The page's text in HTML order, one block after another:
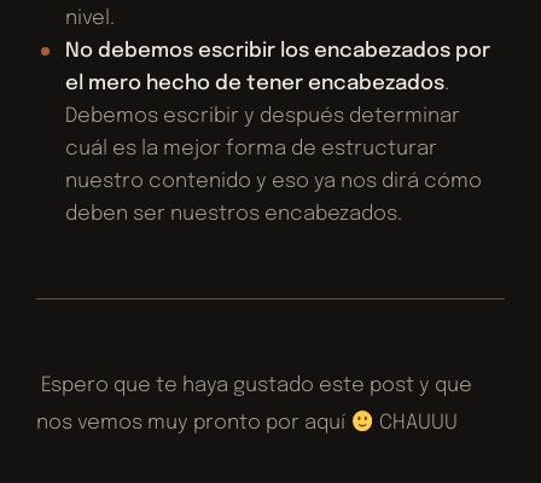
nivel.
No debemos escribir los encabezados por
el mero hecho de tener encabezados.
Debemos escribir y después determinar
cuál es la mejor forma de estructurar
nuestro contenido y eso ya nos dirá cómo
deben ser nuestros encabezados.
Espero que te haya gustado este post y que
nos vemos muy pronto por aquí
CHAUUU